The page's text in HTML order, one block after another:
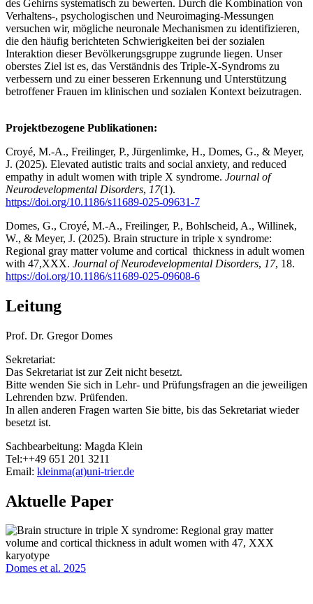
des Gehirns systematisch zu bewerten. Durch die Kombination von
Verhaltens-, psychologischen und Neuroimaging-Messungen
versuchen wir, mögliche neuronale Mechanismen zu identifizieren,
die den häufig berichteten Schwierigkeiten bei der sozialen
Interaktion dieser Bevölkerungsgruppe zugrunde liegen. Unser
oberstes Ziel ist es, das Verständnis des Triple-X-Syndroms zu
verbessern und zu einer besseren Erkennung und Unterstützung
betroffener Frauen im klinischen und sozialen Kontext beizutragen.
Projektbezogene Publikationen:
Croyé, M.-A., Freilinger, P., Jürgenlimke, H., Domes, G., & Meyer,
J. (2025). Elevated autistic traits and social anxiety, and reduced
empathy in adult women with triple X syndrome. Journal of
Neurodevelopmental Disorders, 17(1).
https://doi.org/10.1186/s11689-025-09631-7
Domes, G., Croyé, M.-A., Freilinger, P., Bohlscheid, A., Willinek,
W., & Meyer, J. (2025). Brain structure in triple x syndrome:
Regional gray matter volume and cortical thickness in adult women
with 47,XXX. Journal of Neurodevelopmental Disorders, 17, 18.
https://doi.org/10.1186/s11689-025-09608-6
Leitung
Prof. Dr. Gregor Domes
Sekretariat:
Das Sekretariat ist zur Zeit nicht besetzt.
Bitte wenden Sie sich in Lehr- und Prüfungsfragen an die jeweiligen
Lehrenden bzw. Prüfenden.
In allen anderen Fragen warten Sie bitte, bis das Sekretariat wieder
besetzt ist.
Sachbearbeitung: Magda Klein
Tel:++49 651 201 3211
Email: kleinma(at)uni-trier.de
Aktuelle Paper
Domes et al. 2025